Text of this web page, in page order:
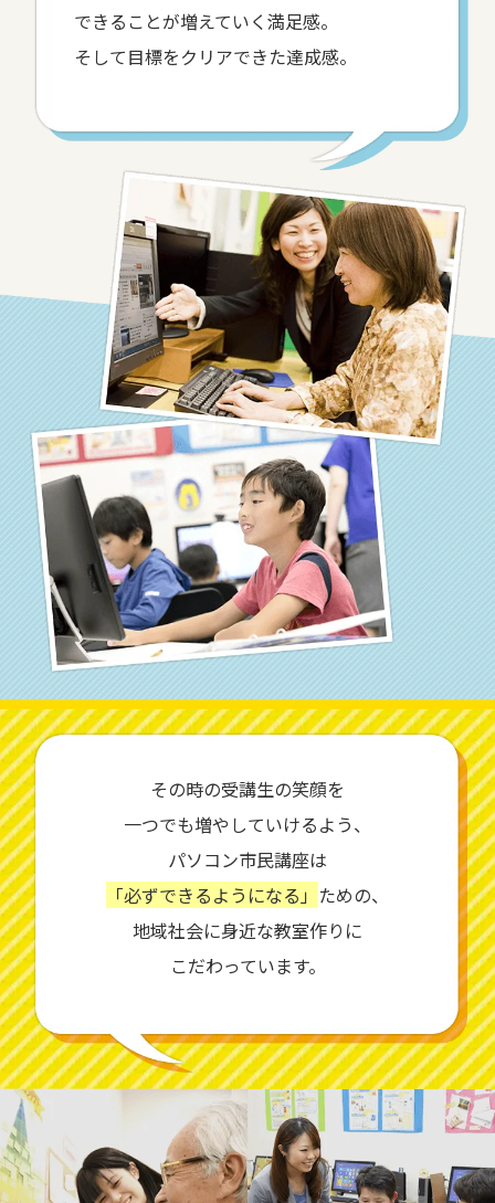
できることが増えていく満足感。
そして目標をクリアできた達成感。
その時の受講生の笑顔を
一つでも増やしていけるよう、
パソコン市民講座は
「必ずできるようになる」 ための、
地域社会に身近な教室作りに
こだわっています。